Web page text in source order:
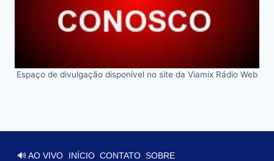
Espaço de divulgação disponível no site da Viamix Rádio Web
🔊 AO VIVO INÍCIO CONTATO SOBRE